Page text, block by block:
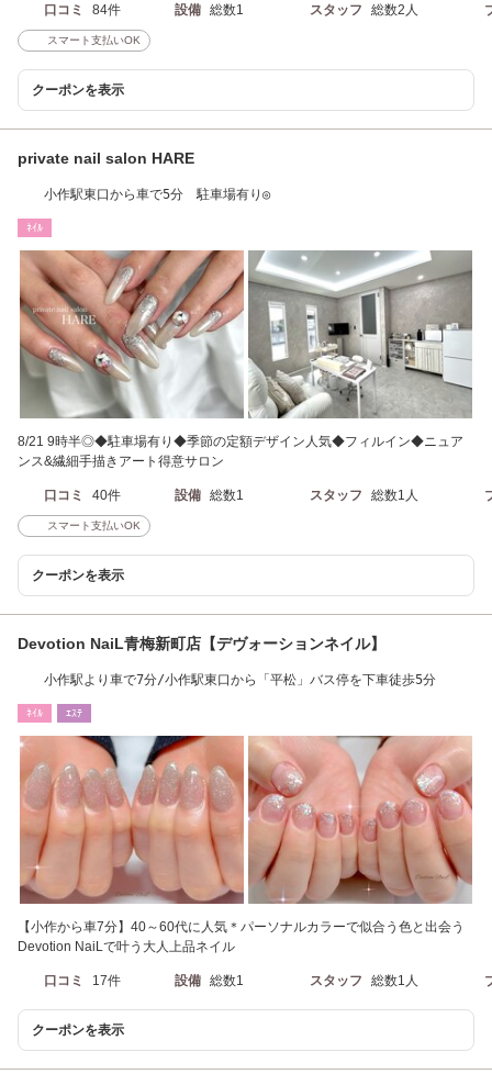
口コミ 84件 設備 総数1 スタッフ 総数2人
スマート支払いOK
クーポンを表示
private nail salon HARE
小作駅東口から車で5分 駐車場有り◎
ﾈｲﾙ
8/21 9時半◎◆駐車場有り◆季節の定額デザイン人気◆フィルイン◆ニュア
ンス&繊細手描きアート得意サロン
口コミ 40件 設備 総数1 スタッフ 総数1人
スマート支払いOK
クーポンを表示
Devotion NaiL青梅新町店【デヴォーションネイル】
小作駅より車で7分/小作駅東口から「平松」バス停を下車徒歩5分
ﾈｲﾙ ｴｽﾃ
【小作から車7分】40～60代に人気＊パーソナルカラーで似合う色と出会う
Devotion NaiLで叶う大人上品ネイル
口コミ 17件 設備 総数1 スタッフ 総数1人
クーポンを表示